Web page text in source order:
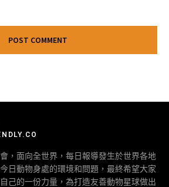
，面向全世界，每日報導發生於世界各地
日動物身處的環境和問題，最終希望大家
己的一份力量，為打造友善動物星球做出